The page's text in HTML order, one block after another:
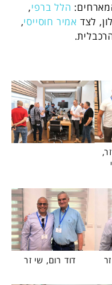
הלל ברפי,
לצד אמיר חוסייסי,
דוד רום, שי זר